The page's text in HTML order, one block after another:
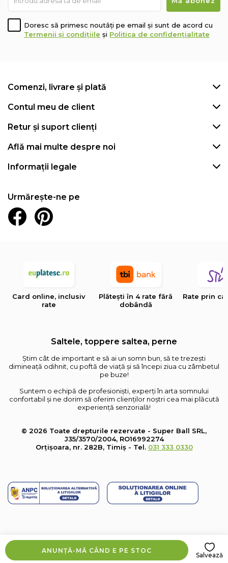
ANUNȚĂ-MĂ CÂND E PE STOC
Salvează
Doresc să primesc noutăți pe email și sunt de acord cu
Termenii și condițiile și Politica de confidențialitate
Comenzi, livrare și plată
Contul meu de client
Retur și suport clienți
Află mai multe despre noi
Informații legale
Urmărește-ne pe
Card online, inclusiv
rate
Plătești în 4 rate fără
dobândă
Rate prin
Saltele, toppere saltea, perne
Știm cât de important e să ai un somn bun, să te trezești
dimineață odihnit, cu poftă de viață și să începi ziua cu zâmbetul
pe buze!
Suntem o echipă de profesioniști, experți în arta somnului
confortabil și ne dorim să oferim clienților noștri cea mai plăcută
experiență senzorială!
© 2026 Toate drepturile rezervate - Super Ball SRL,
J35/3570/2004, RO16992274
Orțișoara, nr. 282B, Timiș - Tel. 031 333 0330